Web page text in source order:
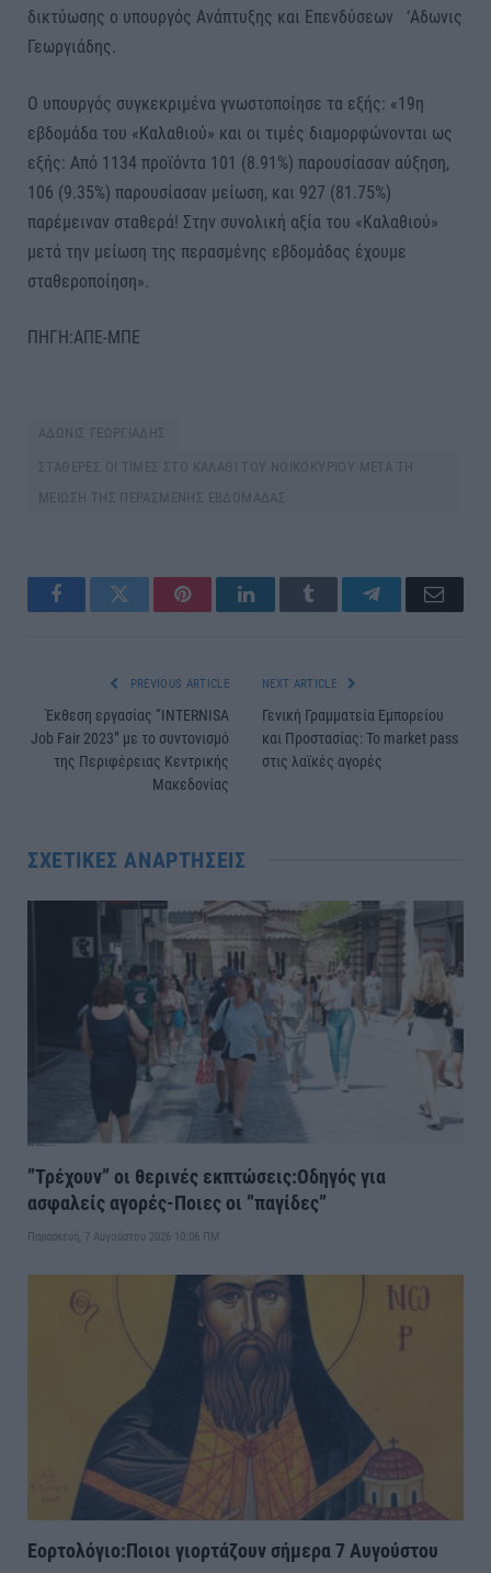
δικτύωσης ο υπουργός Ανάπτυξης και Επενδύσεων ‘Αδωνις
Γεωργιάδης.
Ο υπουργός συγκεκριμένα γνωστοποίησε τα εξής: «19η
εβδομάδα του «Καλαθιού» και οι τιμές διαμορφώνονται ως
εξής: Από 1134 προϊόντα 101 (8.91%) παρουσίασαν αύξηση,
106 (9.35%) παρουσίασαν μείωση, και 927 (81.75%)
παρέμειναν σταθερά! Στην συνολική αξία του «Καλαθιού»
μετά την μείωση της περασμένης εβδομάδας έχουμε
σταθεροποίηση».
ΠΗΓΗ:ΑΠΕ-ΜΠΕ
ΑΔΩΝΙΣ ΓΕΩΡΓΙΑΔΗΣ
ΣΤΑΘΕΡΕΣ ΟΙ ΤΙΜΕΣ ΣΤΟ ΚΑΛΑΘΙ ΤΟΥ ΝΟΙΚΟΚΥΡΙΟΥ ΜΕΤΑ ΤΗ
ΜΕΙΩΣΗ ΤΗΣ ΠΕΡΑΣΜΕΝΗΣ ΕΒΔΟΜΑΔΑΣ
FacebookTwitter PinterestLinkedInTumblr TelegramEmail
PREVIOUS ARTICLE
Έκθεση εργασίας “INTERNISA
Job Fair 2023” με το συντονισμό
της Περιφέρειας Κεντρικής
Μακεδονίας
NEXT ARTICLE
Γενική Γραμματεία Εμπορείου
και Προστασίας: Το market pass
στις λαϊκές αγορές
ΣΧΕΤΙΚΈΣ ΑΝΑΡΤΉΣΕΙΣ
”Τρέχουν” οι θερινές εκπτώσεις:Οδηγός για
ασφαλείς αγορές-Ποιες οι ”παγίδες”
Παρασκευή, 7 Αυγούστου 2026 10:06 ΠΜ
Εορτολόγιο:Ποιοι γιορτάζουν σήμερα 7 Αυγούστου